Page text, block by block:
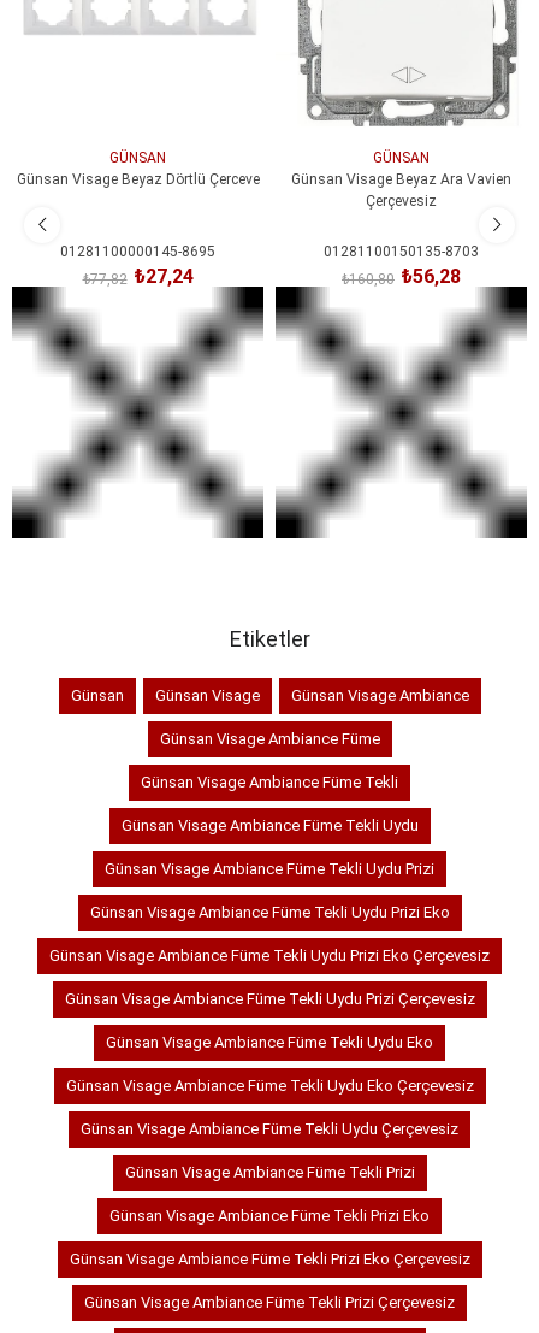
GÜNSAN
Günsan Visage Beyaz Dörtlü Çerceve
01281100000145-8695
₺27,24
₺77,82
GÜNSAN
Günsan Visage Beyaz Ara Vavien
Çerçevesiz
01281100150135-8703
₺56,28
₺160,80
Etiketler
Günsan Günsan Visage Günsan Visage Ambiance
Günsan Visage Ambiance Füme
Günsan Visage Ambiance Füme Tekli
Günsan Visage Ambiance Füme Tekli Uydu
Günsan Visage Ambiance Füme Tekli Uydu Prizi
Günsan Visage Ambiance Füme Tekli Uydu Prizi Eko
Günsan Visage Ambiance Füme Tekli Uydu Prizi Eko Çerçevesiz
Günsan Visage Ambiance Füme Tekli Uydu Prizi Çerçevesiz
Günsan Visage Ambiance Füme Tekli Uydu Eko
Günsan Visage Ambiance Füme Tekli Uydu Eko Çerçevesiz
Günsan Visage Ambiance Füme Tekli Uydu Çerçevesiz
Günsan Visage Ambiance Füme Tekli Prizi
Günsan Visage Ambiance Füme Tekli Prizi Eko
Günsan Visage Ambiance Füme Tekli Prizi Eko Çerçevesiz
Günsan Visage Ambiance Füme Tekli Prizi Çerçevesiz